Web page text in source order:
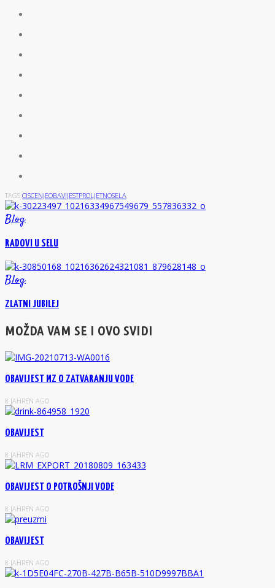
TAGS:CISCENJEOBAVIJESTPROLJETNOSELA
Blog
RADOVI U SELU
Blog
ZLATNI JUBILEJ
MOŽDA VAM SE I OVO SVIDI
OBAVIJEST MZ O ZATVARANJU VODE
8 JAHREN AGO
OBAVIJEST
8 JAHREN AGO
OBAVIJEST O POTROŠNJI VODE
8 JAHREN AGO
OBAVIJEST
8 JAHREN AGO